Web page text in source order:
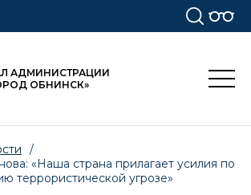
АДМИНИСТРАЦИИ
ОБНИНСК»
/
«Наша страна прилагает усилия по
террористической угрозе»